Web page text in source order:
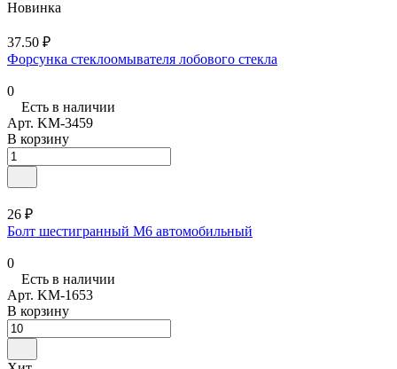
Новинка
37.50 ₽
Форсунка стеклоомывателя лобового стекла
0
Есть в наличии
Арт. KM-3459
В корзину
26 ₽
Болт шестигранный М6 автомобильный
0
Есть в наличии
Арт. KM-1653
В корзину